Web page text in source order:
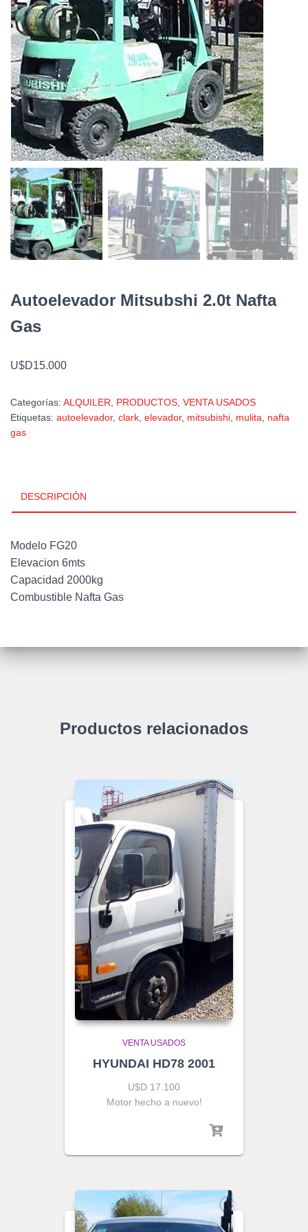
Autoelevador Mitsubshi 2.0t Nafta
Gas
U$D15.000
Categorías: ALQUILER PRODUCTOS VENTA USADOS
Etiquetas: autoelevador, clark elevador, mitsubishi mulita
nafta
gas
DESCRIPCIÓN
Modelo FG20
Elevacion 6mts
Capacidad 2000kg
Combustible Nafta Gas
Productos relacionados
VENTA USADOS
HYUNDAI HD78 2001
U$D 17.100
Motor hecho a nuevo!